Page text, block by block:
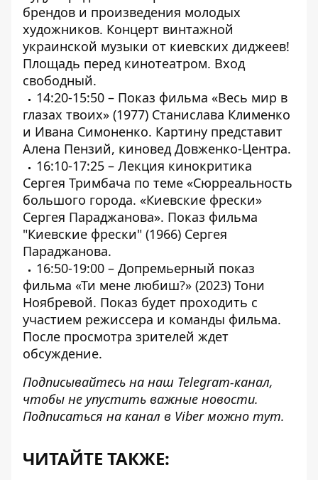
брендов и произведения молодых
художников. Концерт винтажной
украинской музыки от киевских диджеев!
Площадь перед кинотеатром. Вход
свободный.
14:20-15:50 – Показ фильма «Весь мир в
глазах твоих» (1977) Станислава Клименко
и Ивана Симоненко. Картину представит
Алена Пензий, киновед Довженко-Центра.
16:10-17:25 – Лекция кинокритика
Сергея Тримбача по теме «Сюрреальность
большого города. «Киевские фрески»
Сергея Параджанова». Показ фильма
"Киевские фрески" (1966) Сергея
Параджанова.
16:50-19:00 – Допремьерный показ
фильма «Ти мене любиш?» (2023) Тони
Ноябревой. Показ будет проходить с
участием режиссера и команды фильма.
После просмотра зрителей ждет
обсуждение.
Подписывайтесь на наш Telegram-канал,
чтобы не упустить важные новости.
Подписаться на канал в Viber можно тут.
ЧИТАЙТЕ ТАКЖЕ: